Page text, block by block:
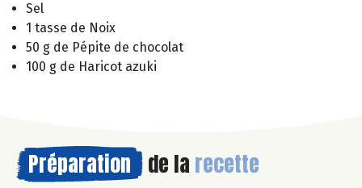
Sel
1 tasse de Noix
50 g de Pépite de chocolat
100 g de Haricot azuki
Préparation de la recette